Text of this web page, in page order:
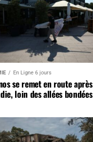
En Ligne 6 jours
se remet en route après
loin des allées bondées